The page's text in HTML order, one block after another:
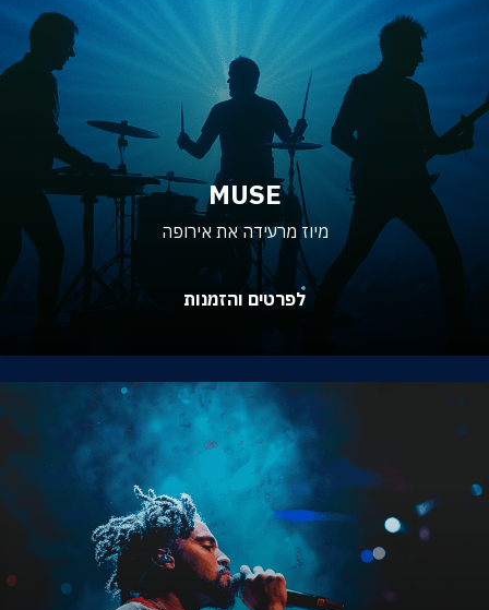
MUSE
מיוז מרעידה את אירופה
לפרטים והזמנות